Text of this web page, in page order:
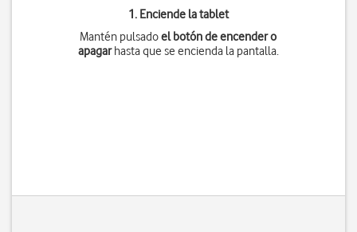
1. Enciende la tablet
Mantén pulsadoel botón de encender o
apagarhasta que se encienda la pantalla.